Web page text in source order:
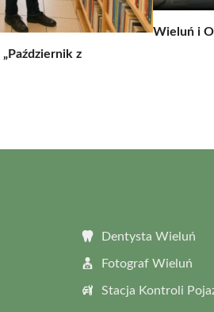
z
Wieluń i
Dentysta Wieluń
Fotograf Wieluń
Stacja Kontroli